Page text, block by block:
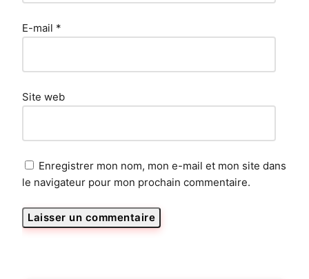
E-mail *
Site web
Enregistrer mon nom, mon e-mail et mon site dans
le navigateur pour mon prochain commentaire.